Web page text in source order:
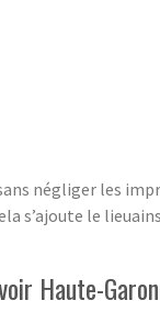
négliger les
s’ajoute le
Haute-